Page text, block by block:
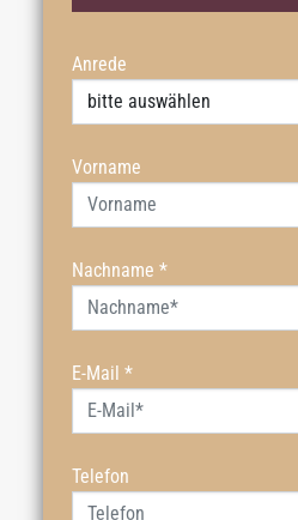
Anrede
Vorname
Nachname *
E-Mail *
Telefon